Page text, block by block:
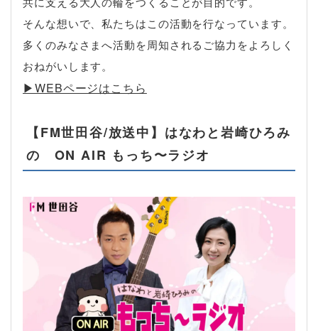
そんな想いで、私たちはこの活動を行なっています。
多くのみなさまへ活動を周知されるご協力をよろしく
おねがいします。
▶︎WEBページはこちら
【FM世田谷/放送中】はなわと岩崎ひろみ
の ON AIR もっち〜ラジオ